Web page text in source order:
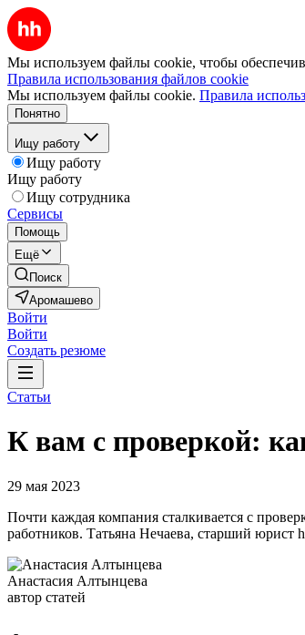
Мы используем файлы cookie, чтобы
Правила использования файлов cookie
Мы используем файлы cookie. Правила
Понятно
Ищу работу
Ищу работу
Ищу работу
Ищу сотрудника
Сервисы
Помощь
Ещё
Поиск
Аромашево
Войти
Войти
Создать резюме
Статьи
К вам с проверкой:
29 мая 2023
Почти каждая компания сталкивается с
работников. Татьяна Нечаева, старший юрист
Анастасия Алтынцева
автор статей